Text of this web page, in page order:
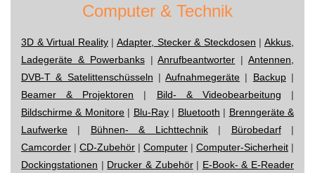
Computer & Technik
3D & Virtual Reality|Adapter, Stecker & Steckdosen |Akkus,
Ladegeräte & Powerbanks|Anrufbeantworter |Antennen,
DVB-T & Satelittenschüsseln |Aufnahmegeräte | Backup|
Beamer & Projektoren | Bild- & Videobearbeitung |
Bildschirme & Monitore| Blu-Ray| Bluetooth | Brenngeräte &
Laufwerke | Bühnen- & Lichttechnik| Bürobedarf|
Camcorder | CD-Zubehör | Computer | Computer-Sicherheit |
Dockingstationen | Drucker & Zubehör| E-Book- & E-Reader